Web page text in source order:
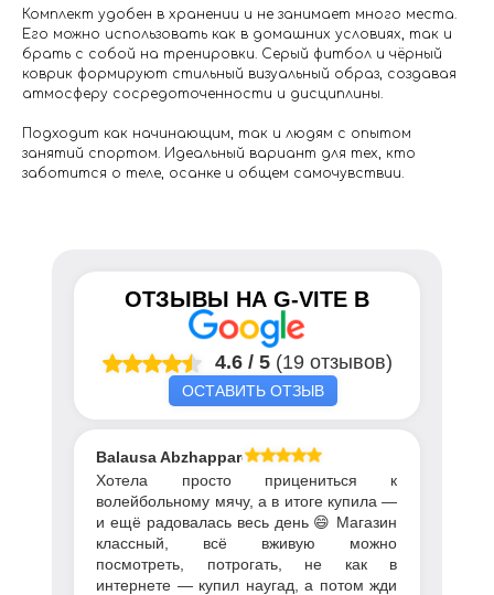
Комплект удобен в хранении и не занимает много места.
Его можно использовать как в домашних условиях, так и
брать с собой на тренировки. Серый фитбол и чёрный
коврик формируют стильный визуальный образ, создавая
атмосферу сосредоточенности и дисциплины.
Подходит как начинающим, так и людям с опытом
занятий спортом. Идеальный вариант для тех, кто
заботится о теле, осанке и общем самочувствии.
ОТЗЫВЫ НА G-VITE В
4.6 / 5 (19 отзывов)
ОСТАВИТЬ ОТЗЫВ
Balausa Abzhapparova
Хотела просто прицениться к
волейбольному мячу, а в итоге купила —
и ещё радовалась весь день 😄 Магазин
классный, всё вживую можно
посмотреть, потрогать, не как в
интернете — купил наугад, а потом жди